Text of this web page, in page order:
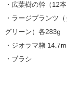
・広葉樹の幹（12本
・ラージプランツ
グリーン）各283g
・ジオラマ糊
・ブラシ